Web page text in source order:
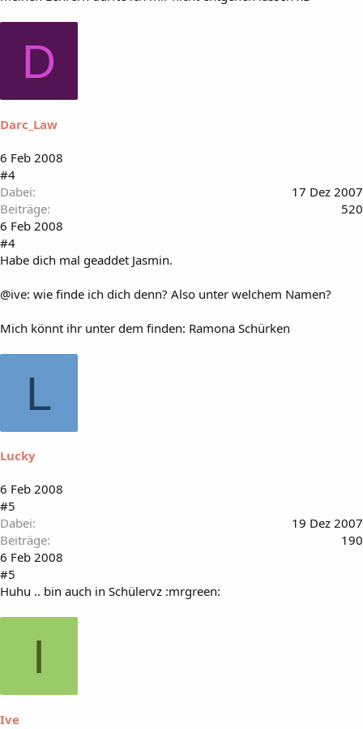
D
Darc_Law
6 Feb 2008
#4
Dabei
17 Dez 2007
Beiträge
520
6 Feb 2008
#4
Habe dich mal geaddet Jasmin.
@ive: wie finde ich dich denn? Also unter welchem Namen?
Mich könnt ihr unter dem finden: Ramona Schürken
L
Lucky
6 Feb 2008
#5
Dabei
19 Dez 2007
Beiträge
190
6 Feb 2008
#5
Huhu .. bin auch in Schülervz :mrgreen:
I
Ive